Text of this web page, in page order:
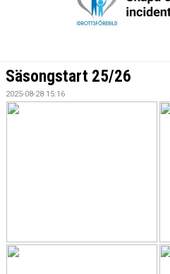
NYHETSARKIV
Säsongstart 25/26
2025-08-28 15:16